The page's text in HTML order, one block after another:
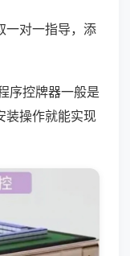
一对一指导，添
序控牌器一般是
装操作就能实现